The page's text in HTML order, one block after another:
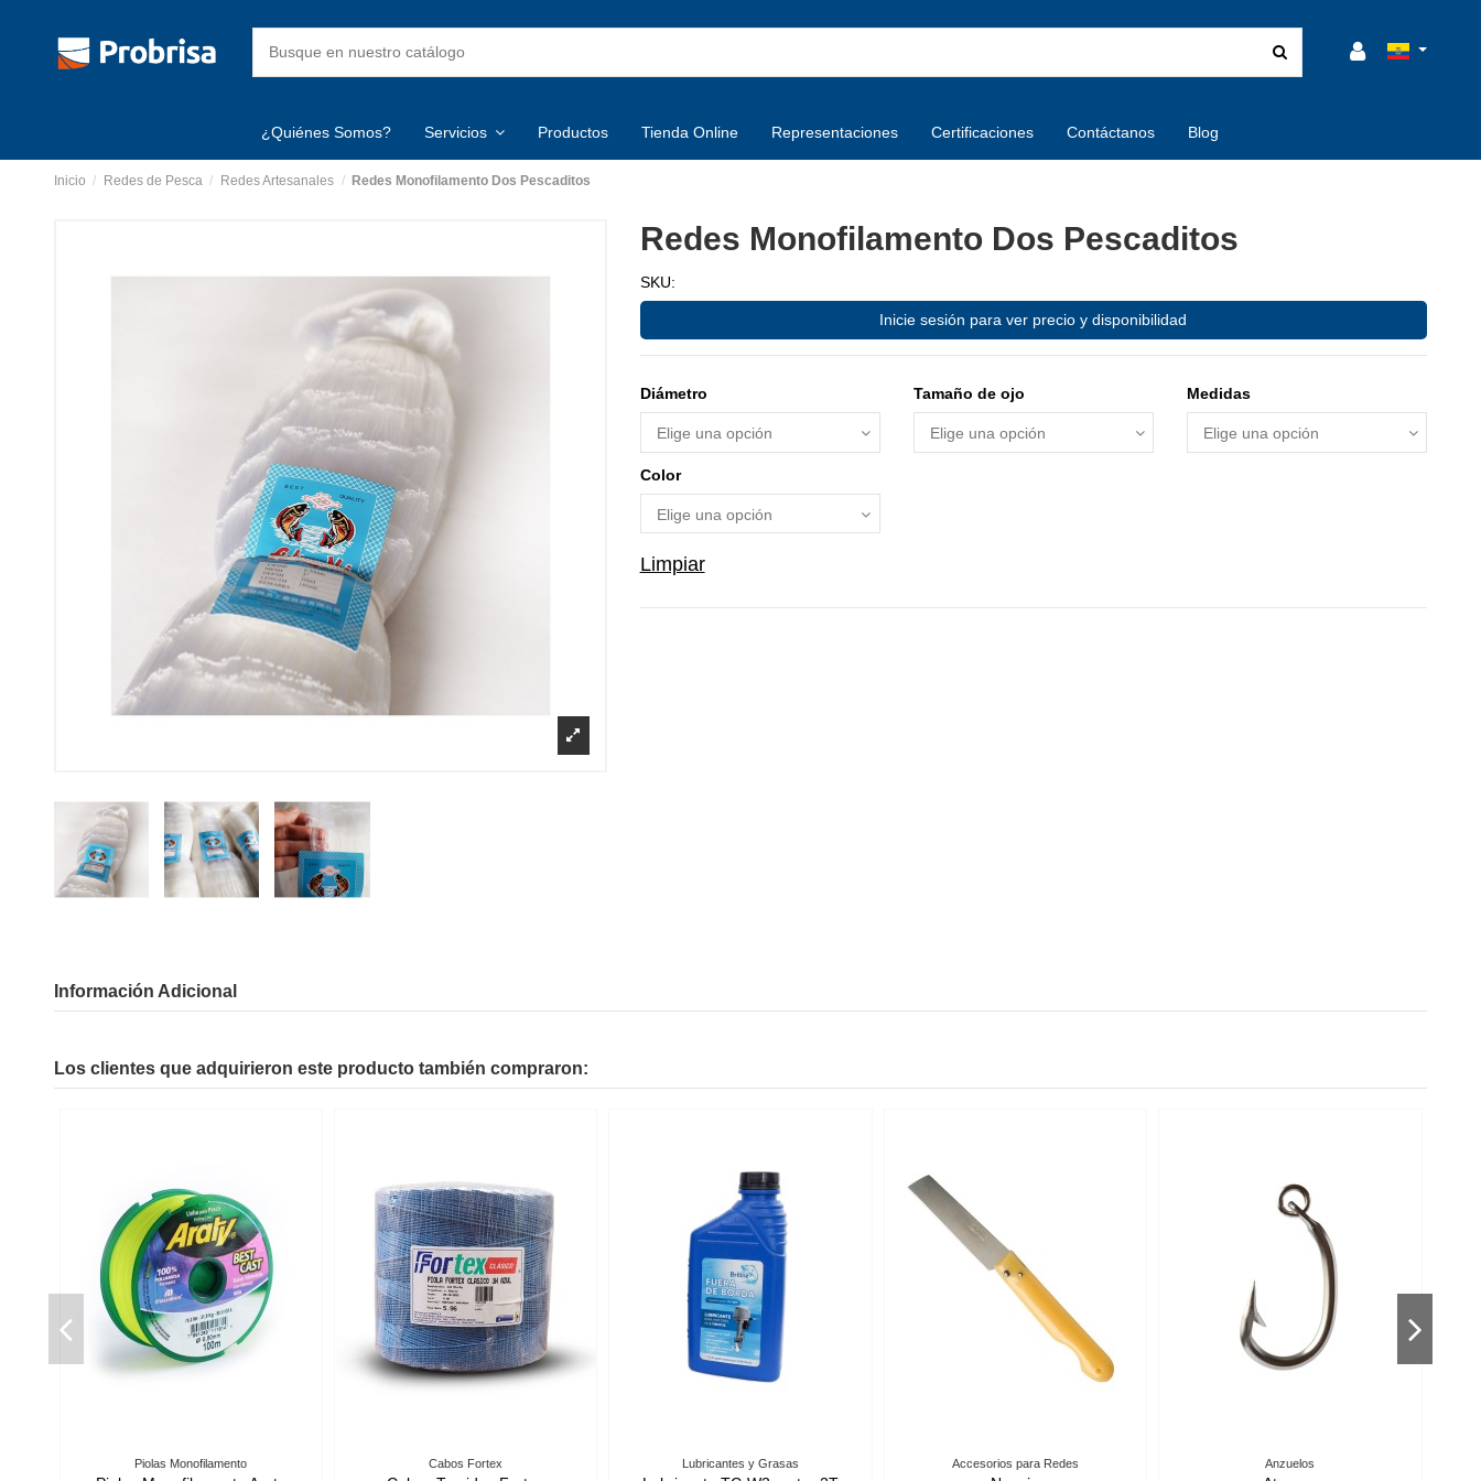
¿Quiénes Somos? Servicios Productos Tienda Online Representaciones Certificaciones Contáctanos Blog
Inicio Redes de Pesca Redes Artesanales Redes Monofilamento Dos Pescaditos
Redes Monofilamento Dos Pescaditos
SKU:
Inicie sesión para ver precio y disponibilidad
Diámetro Tamaño de ojo Medidas
Color
Limpiar
Información Adicional
Los clientes que adquirieron este producto también compraron: